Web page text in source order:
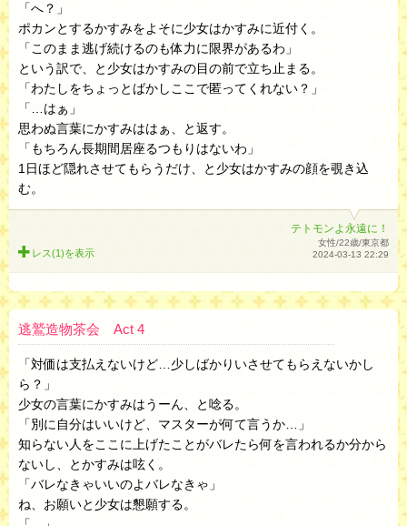
「へ？」
ポカンとするかすみをよそに少女はかすみに近付く。
「このまま逃げ続けるのも体力に限界があるわ」
という訳で、と少女はかすみの目の前で立ち止まる。
「わたしをちょっとばかしここで匿ってくれない？」
「…はぁ」
思わぬ言葉にかすみははぁ、と返す。
「もちろん長期間居座るつもりはないわ」
1日ほど隠れさせてもらうだけ、と少女はかすみの顔を覗き込
む。
テトモンよ永遠に！
女性/22歳/東京都
2024-03-13 22:29
レス(1)を表示
逃鷲造物茶会 Act 4
「対価は支払えないけど…少しばかりいさせてもらえないかし
ら？」
少女の言葉にかすみはうーん、と唸る。
「別に自分はいいけど、マスターが何て言うか…」
知らない人をここに上げたことがバレたら何を言われるか分から
ないし、とかすみは呟く。
「バレなきゃいいのよバレなきゃ」
ね、お願いと少女は懇願する。